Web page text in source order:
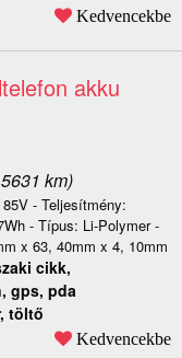
Kedvencekbe
akku
km)
- Teljesítmény:
- Típus: Li-Polymer -
x 63, 40mm x 4, 10mm
cikk,
gps, pda
töltő
Kedvencekbe